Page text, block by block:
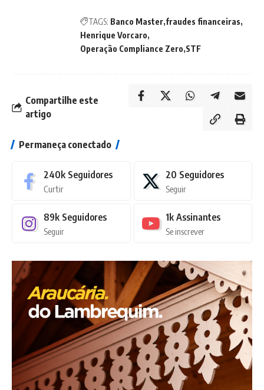
TAGS: Banco Master fraudes financeiras
Henrique Vorcaro
Operação Compliance Zero STF
Compartilhe este
artigo
Permaneça conectado
240k Seguidores
Curtir
20 Seguidores
Seguir
89k Seguidores
Seguir
1k Assinantes
Se inscrever